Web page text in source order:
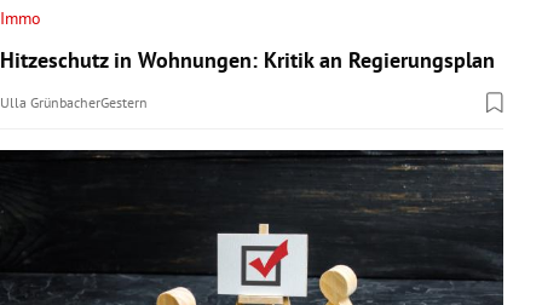
Immo
Hitzeschutz in Wohnungen: Kritik an Regierungsplan
Ulla GrünbacherGestern